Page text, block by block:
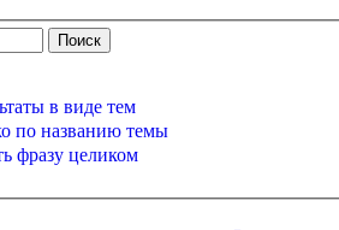
в виде тем
по названию темы
фразу целиком